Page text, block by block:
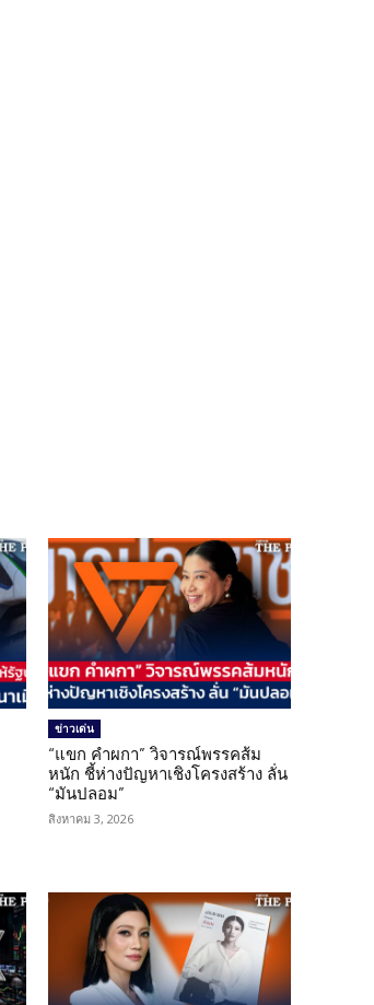
ข่าวเด่น
“แขก คำผกา” วิจารณ์พรรคส้ม
หนัก ชี้ห่างปัญหาเชิงโครงสร้าง ลั่น
“มันปลอม”
สิงหาคม 3, 2026